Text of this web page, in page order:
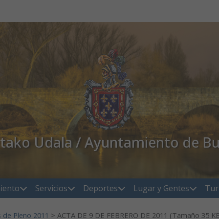
Udala / Ayuntamiento de
Servicios Deportes Lugar y Gentes
de Pleno 2011 > ACTA DE 9 DE FEBRERO DE 2011 (Tamaño 35